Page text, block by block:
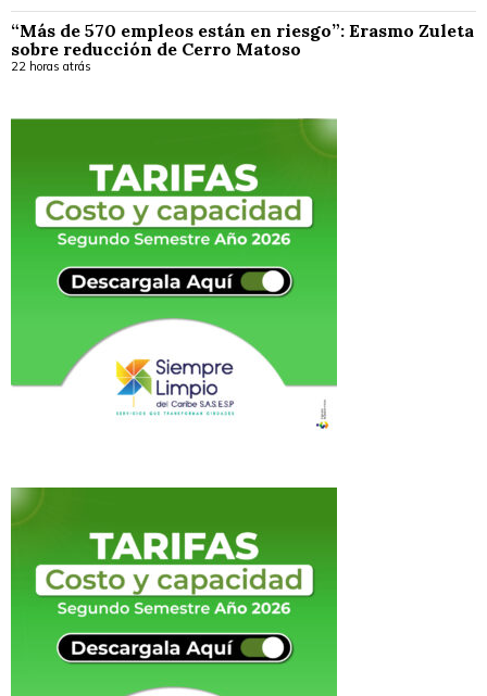
“Más de 570 empleos están en riesgo”: Erasmo Zuleta
sobre reducción de Cerro Matoso
22 horas atrás